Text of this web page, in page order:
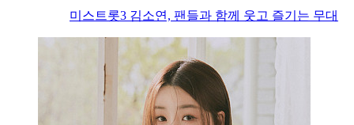
미스트롯3 김소연, 팬들과 함께 웃고 즐기는 무대